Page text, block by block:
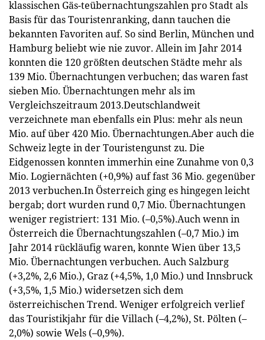
klassischen Gäs-teübernachtungszahlen pro Stadt als
Basis für das Touristenranking, dann tauchen die
bekannten Favoriten auf. So sind Berlin, München und
Hamburg beliebt wie nie zuvor. Allein im Jahr 2014
konnten die 120 größten deutschen Städte mehr als
139 Mio. Übernachtungen verbuchen; das waren fast
sieben Mio. Übernachtungen mehr als im
Vergleichszeitraum 2013.Deutschlandweit
verzeichnete man ebenfalls ein Plus: mehr als neun
Mio. auf über 420 Mio. Übernachtungen.Aber auch die
Schweiz legte in der Touristengunst zu. Die
Eidgenossen konnten immerhin eine Zunahme von 0,3
Mio. Logiernächten (+0,9%) auf fast 36 Mio. gegenüber
2013 verbuchen.In Österreich ging es hingegen leicht
bergab; dort wurden rund 0,7 Mio. Übernachtungen
weniger registriert: 131 Mio. (–0,5%).Auch wenn in
Österreich die Übernachtungszahlen (–0,7 Mio.) im
Jahr 2014 rückläufig waren, konnte Wien über 13,5
Mio. Übernachtungen verbuchen. Auch Salzburg
(+3,2%, 2,6 Mio.), Graz (+4,5%, 1,0 Mio.) und Innsbruck
(+3,5%, 1,5 Mio.) widersetzen sich dem
österreichischen Trend. Weniger erfolgreich verlief
das Touristikjahr für die Villach (–4,2%), St. Pölten (–
2,0%) sowie Wels (–0,9%).